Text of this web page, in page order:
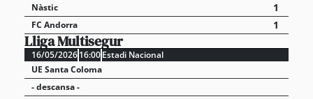
Nàstic
1
FC Andorra 1
Lliga Multisegur
16/05/202616:00Estadi Nacional
UE Santa Coloma
- descansa -